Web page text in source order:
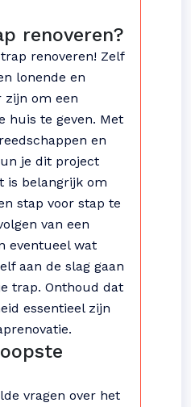
renoveren?
renoveren! Zelf
lonende en
zijn om een
huis te geven. Met
en
je dit project
is belangrijk om
stap voor stap te
van een
eventueel wat
aan de slag gaan
trap. Onthoud dat
essentieel zijn
vragen over het